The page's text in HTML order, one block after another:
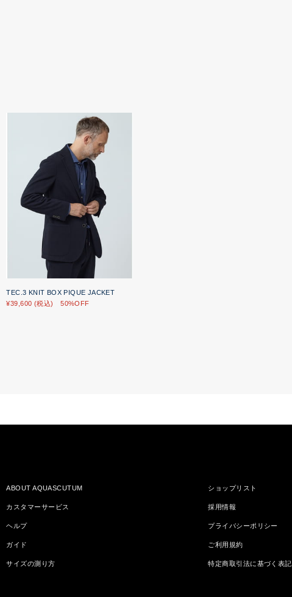
TEC.3 KNIT BOX PIQUE JACKET
¥39,600 (税込) 50%OFF
ABOUT AQUASCUTUM
カスタマーサービス
ヘルプ
ガイド
サイズの測り方
ショップリスト
採用情報
プライバシーポリシー
ご利用規約
特定商取引法に基づく表記